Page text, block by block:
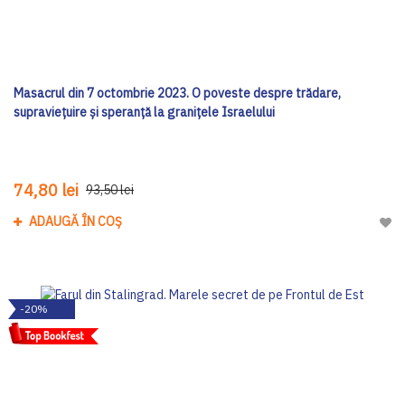
Masacrul din 7 octombrie 2023. O poveste despre trădare,
supraviețuire și speranță la granițele Israelului
74,80 lei 93,50 lei
ADAUGĂ ÎN COȘ
-20%